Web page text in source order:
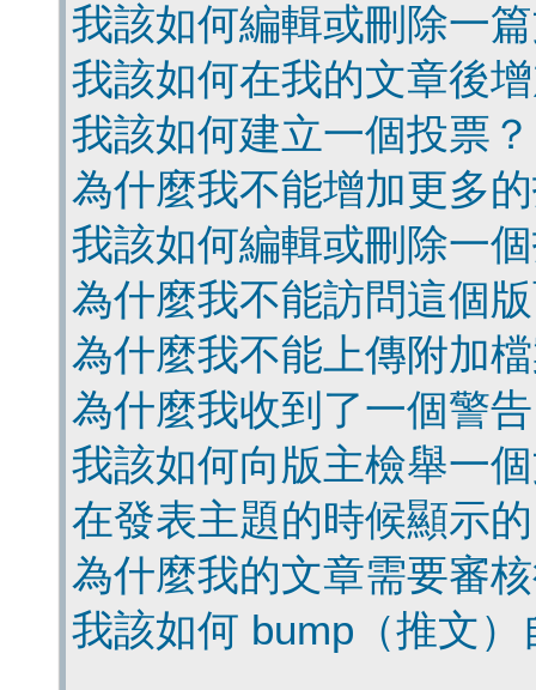
我該如何編輯或刪除一
我該如何在我的文章後
我該如何建立一個投票？
為什麼我不能增加更多
我該如何編輯或刪除一
為什麼我不能訪問這個
為什麼我不能上傳附加
為什麼我收到了一個警
我該如何向版主檢舉一
在發表主題的時候顯示
為什麼我的文章需要審
我該如何 bump（推文